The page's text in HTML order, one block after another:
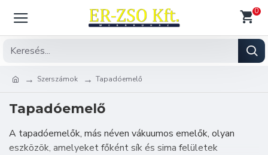
0
Szerszámok Tapadóemelő
Tapadóemelő
A tapadóemelők, más néven vákuumos emelők, olyan
eszközök, amelyeket főként sík és sima felületek